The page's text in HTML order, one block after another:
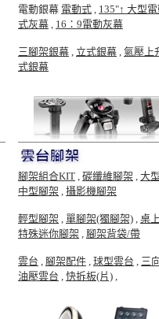
電動銀幕 電動式 , 135"↑ 大型
式灰幕 , 16：9電動灰幕
三腳架銀幕 , 立式銀幕 , 氣壓上
式銀幕
腳架組合KIT , 碳纖維腳架 , 大
中型腳架 , 攝影機腳架
輕型腳架 , 單腳架(獨腳架) , 桌
特殊迷你腳架 , 腳架背袋/帶
雲台 , 腳架配件 , 球型雲台 , 三
油壓雲台 , 快拆板(片) ,